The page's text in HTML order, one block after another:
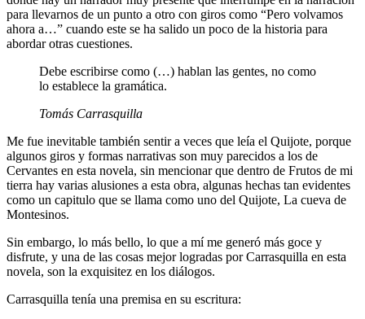
para llevarnos de un punto a otro con giros como “Pero volvamos
ahora a…” cuando este se ha salido un poco de la historia para
abordar otras cuestiones.
Debe escribirse como (…) hablan las gentes, no como
lo establece la gramática.
Tomás Carrasquilla
Me fue inevitable también sentir a veces que leía el Quijote, porque
algunos giros y formas narrativas son muy parecidos a los de
Cervantes en esta novela, sin mencionar que dentro de Frutos de mi
tierra hay varias alusiones a esta obra, algunas hechas tan evidentes
como un capitulo que se llama como uno del Quijote, La cueva de
Montesinos.
Sin embargo, lo más bello, lo que a mí me generó más goce y
disfrute, y una de las cosas mejor logradas por Carrasquilla en esta
novela, son la exquisitez en los diálogos.
Carrasquilla tenía una premisa en su escritura: